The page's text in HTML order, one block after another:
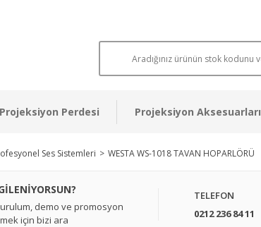
Projeksiyon Perdesi Projeksiyon Aksesuarları
Ses Sistemleri WESTA WS-1018 TAVAN HOPARLÖRÜ
demo ve promosyon
için bizi ara
TELEFON
0212 236 84 11